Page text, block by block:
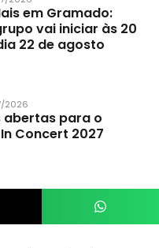
em Gramado:
vai iniciar às 20
22 de agosto
2026
abertas para o
Concert 2027